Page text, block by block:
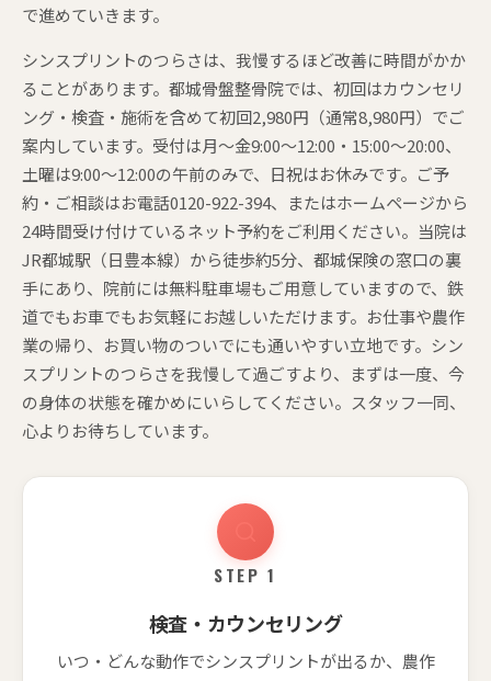
で進めていきます。
シンスプリントのつらさは、我慢するほど改善に時間がかか
ることがあります。都城骨盤整骨院では、初回はカウンセリ
ング・検査・施術を含めて初回2,980円（通常8,980円）でご
案内しています。受付は月〜金9:00〜12:00・15:00〜20:00、
土曜は9:00〜12:00の午前のみで、日祝はお休みです。ご予
約・ご相談はお電話0120-922-394、またはホームページから
24時間受け付けているネット予約をご利用ください。当院は
JR都城駅（日豊本線）から徒歩約5分、都城保険の窓口の裏
手にあり、院前には無料駐車場もご用意していますので、鉄
道でもお車でもお気軽にお越しいただけます。お仕事や農作
業の帰り、お買い物のついでにも通いやすい立地です。シン
スプリントのつらさを我慢して過ごすより、まずは一度、今
の身体の状態を確かめにいらしてください。スタッフ一同、
心よりお待ちしています。
STEP 1
検査・カウンセリング
いつ・どんな動作でシンスプリントが出るか、農作